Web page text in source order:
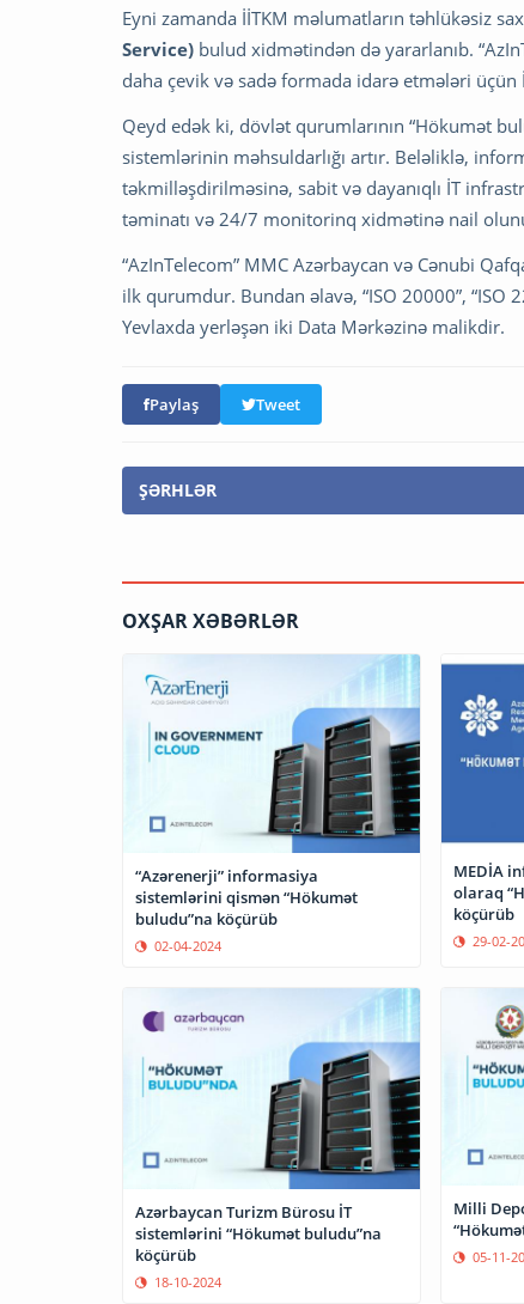
Eyni zamanda İİTKM məlumatların təhlükəsiz
Service) bulud xidmətindən də yararlanıb.
daha çevik və sadə formada idarə etmələri
Qeyd edək ki, dövlət qurumlarının “Hökumət
sistemlərinin məhsuldarlığı artır. Beləliklə,
təkmilləşdirilməsinə, sabit və dayanıqlı İT
təminatı və 24/7 monitorinq xidmətinə nail
“AzInTelecom” MMC Azərbaycan və Cənubi
ilk qurumdur. Bundan əlavə, “ISO 20000”, “ISO
Yevlaxda yerləşən iki Data Mərkəzinə malikdir.
Paylaş Tweet
ŞƏRHLƏR
OXŞAR XƏBƏRLƏR
“Azərenerji” informasiya
sistemlərini qismən “Hökumət
buludu”na köçürüb
02-04-2024
MEDİA
olaraq
köçürüb
29-02-
Azərbaycan Turizm Bürosu İT
sistemlərini “Hökumət buludu”na
köçürüb
18-10-2024
Milli
05-11-